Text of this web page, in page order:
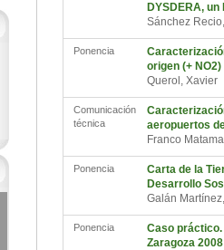
DYSDERA,
Sánchez
Ponencia
origen (+ NO2)
Querol, Xavier
Comunicación
técnica
aeropuertos
Franco
Ponencia
Carta de la
Desarrollo
Galán
Ponencia
Caso
Zaragoza 2008